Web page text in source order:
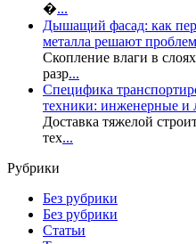
�...
Дышащий фасад: как
металла решают
Скопление влаги в
разр...
Специфика
техники: инженерные и
Доставка тяжелой
тех...
Рубрики
Без рубрики
Без рубрики
Статьи